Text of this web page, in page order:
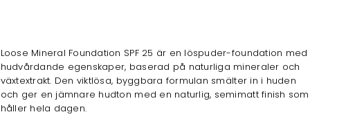
Loose Mineral Foundation SPF 25 är en löspuder-foundation med
hudvårdande egenskaper, baserad på naturliga mineraler och
växtextrakt. Den viktlösa, byggbara formulan smälter in i huden
och ger en jämnare hudton med en naturlig, semimatt finish som
håller hela dagen.